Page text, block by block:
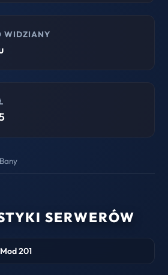
WIDZIANY
Bany
SERWERÓW
201